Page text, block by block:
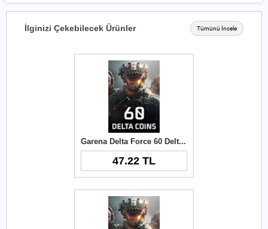
İlginizi Çekebilecek Ürünler Tümünü İncele
Garena Delta Force 60 Delta Coins TR
47.22 TL